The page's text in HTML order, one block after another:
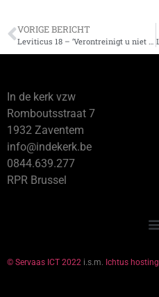
VORIGE BERICHT
In de kerk vzw
Romboutsstraat 7
1932 Zaventem
info@indekerk.be
0844.639.277
RPR Brussel
© Servaas ICT 2022 i.s.m. Ichtus hosting